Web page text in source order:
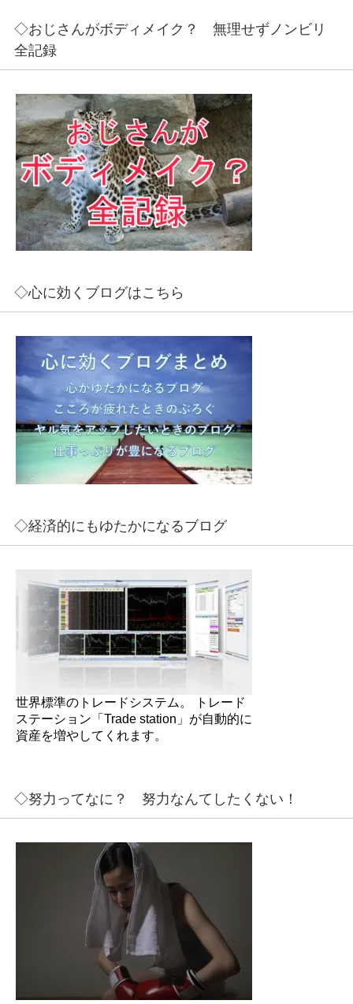
◇おじさんがボディメイク？ 無理せずノンビリ
全記録
◇心に効くブログはこちら
◇経済的にもゆたかになるブログ
世界標準のトレードシステム。 トレード
ステーション「Trade station」が自動的に
資産を増やしてくれます。
◇努力ってなに？ 努力なんてしたくない！